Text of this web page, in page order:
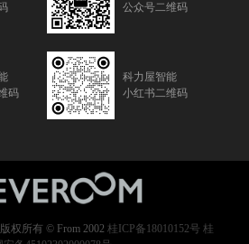
公众号二维码
码
科力屋智能
小红书二维码
权所有 © From 2002 桂ICP备18010152号 桂